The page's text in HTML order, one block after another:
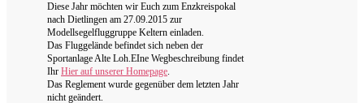
Diese Jahr möchten wir Euch zum Enzkreispokal
nach Dietlingen am 27.09.2015 zur
Modellsegelfluggruppe Keltern einladen.
Das Fluggelände befindet sich neben der
Sportanlage Alte Loh.EIne Wegbeschreibung findet
Ihr Hier auf unserer Homepage.
Das Reglement wurde gegenüber dem letzten Jahr
nicht geändert.